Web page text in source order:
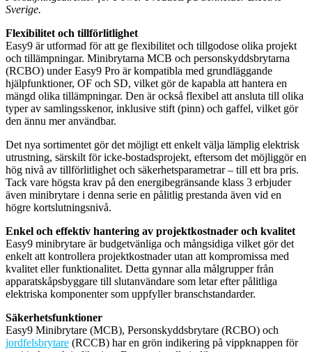
Sverige.
Flexibilitet och tillförlitlighet
Easy9 är utformad för att ge flexibilitet och tillgodose olika projekt
och tillämpningar. Minibrytarna MCB och personskyddsbrytarna
(RCBO) under Easy9 Pro är kompatibla med grundläggande
hjälpfunktioner, OF och SD, vilket gör de kapabla att hantera en
mängd olika tillämpningar. Den är också flexibel att ansluta till olika
typer av samlingsskenor, inklusive stift (pinn) och gaffel, vilket gör
den ännu mer användbar.
Det nya sortimentet gör det möjligt ett enkelt välja lämplig elektrisk
utrustning, särskilt för icke-bostadsprojekt, eftersom det möjliggör en
hög nivå av tillförlitlighet och säkerhetsparametrar – till ett bra pris.
Tack vare högsta krav på den energibegränsande klass 3 erbjuder
även minibrytare i denna serie en pålitlig prestanda även vid en
högre kortslutningsnivå.
Enkel och effektiv hantering av projektkostnader och kvalitet
Easy9 minibrytare är budgetvänliga och mångsidiga vilket gör det
enkelt att kontrollera projektkostnader utan att kompromissa med
kvalitet eller funktionalitet. Detta gynnar alla målgrupper från
apparatskåpsbyggare till slutanvändare som letar efter pålitliga
elektriska komponenter som uppfyller branschstandarder.
Säkerhetsfunktioner
Easy9 Minibrytare (MCB), Personskyddsbrytare (RCBO) och
jordfelsbrytare (RCCB) har en grön indikering på vippknappen för